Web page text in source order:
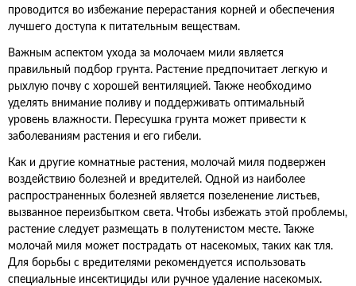
проводится во избежание перерастания корней и обеспечения
лучшего доступа к питательным веществам.
Важным аспектом ухода за молочаем мили является
правильный подбор грунта. Растение предпочитает легкую и
рыхлую почву с хорошей вентиляцией. Также необходимо
уделять внимание поливу и поддерживать оптимальный
уровень влажности. Пересушка грунта может привести к
заболеваниям растения и его гибели.
Как и другие комнатные растения, молочай миля подвержен
воздействию болезней и вредителей. Одной из наиболее
распространенных болезней является позеленение листьев,
вызванное переизбытком света. Чтобы избежать этой проблемы,
растение следует размещать в полутенистом месте. Также
молочай миля может пострадать от насекомых, таких как тля.
Для борьбы с вредителями рекомендуется использовать
специальные инсектициды или ручное удаление насекомых.